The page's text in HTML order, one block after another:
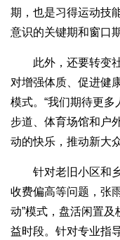
期，也是习得运动技
意识的关键期和窗口
此外，还要转变社
对增强体质、促进健
模式。“我们期待更
步道、体育场馆和户
动的快乐，推动新大
针对老旧小区和乡
收费偏高等问题，张
动”模式，盘活闲置
益时段。针对专业指